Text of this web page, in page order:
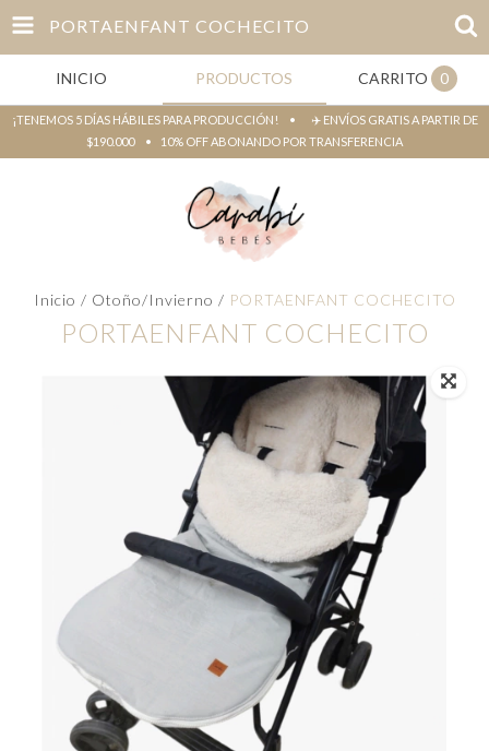
PORTAENFANT COCHECITO
INICIO PRODUCTOS CARRITO 0
¡TENEMOS 5 DÍAS HÁBILES PARA PRODUCCIÓN! • ✈️ ENVÍOS GRATIS A PARTIR DE
$190.000 • 10% OFF ABONANDO POR TRANSFERENCIA
Inicio / Otoño/Invierno / PORTAENFANT COCHECITO
PORTAENFANT COCHECITO